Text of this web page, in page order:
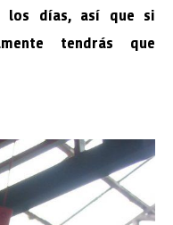
los días, así que si
tendrás que